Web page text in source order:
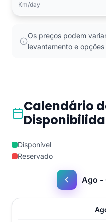
Km/day
Os preços podem
levantamento e
Calendário
Disponível
Reservado
Ago -